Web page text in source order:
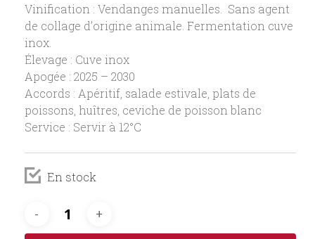
Vinification : Vendanges manuelles. Sans agent
de collage d’origine animale. Fermentation cuve
inox.
Élevage : Cuve inox
Apogée : 2025 – 2030
Accords : Apéritif, salade estivale, plats de
poissons, huîtres, ceviche de poisson blanc
Service : Servir à 12°C
En stock